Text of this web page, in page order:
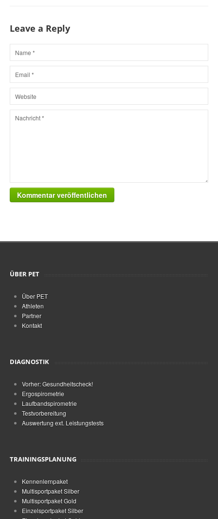
Leave a Reply
Kommentar veröffentlichen
ÜBER PET
Über PET
Athleten
Partner
Kontakt
DIAGNOSTIK
Vorher: Gesundheitscheck!
Ergospirometrie
Laufbandspirometrie
Testvorbereitung
Auswertung ext. Leistungstests
TRAININGSPLANUNG
Kennenlernpaket
Multisportpaket Silber
Multisportpaket Gold
Einzelsportpaket Silber